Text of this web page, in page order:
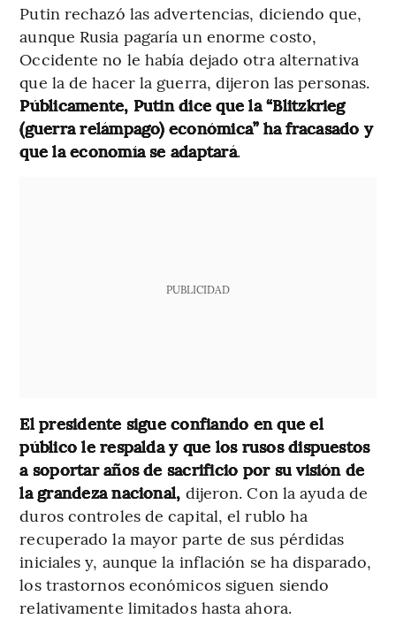
Putin rechazó las advertencias, diciendo que,
aunque Rusia pagaría un enorme costo,
Occidente no le había dejado otra alternativa
que la de hacer la guerra, dijeron las personas.
Públicamente, Putin dice que la “Blitzkrieg
(guerra relámpago) económica” ha fracasado y
que la economía se adaptará.
PUBLICIDAD
El presidente sigue confiando en que el
público le respalda y que los rusos dispuestos
a soportar años de sacrificio por su visión de
la grandeza nacional, dijeron. Con la ayuda de
duros controles de capital, el rublo ha
recuperado la mayor parte de sus pérdidas
iniciales y, aunque la inflación se ha disparado,
los trastornos económicos siguen siendo
relativamente limitados hasta ahora.